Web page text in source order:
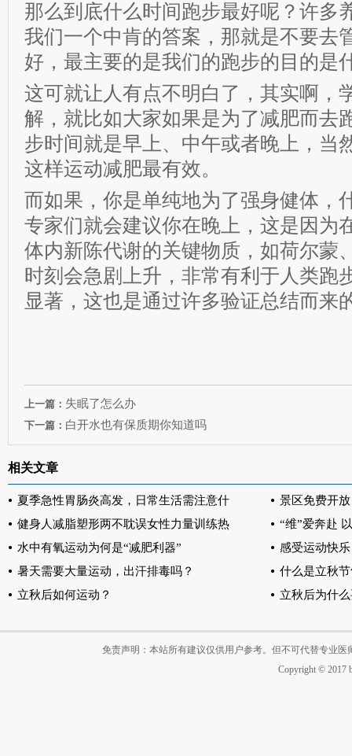
那么到底什么时间跑步最好呢？许多
我们一个中肯的答案，那就是不要去
好，最主要的是我们的跑步的目的是
这可就让人有点不明白了，其实啊，
解，就比如大家如果是为了减肥而去
步时间就是早上、中午或者晚上，当
这样运动减肥最有效。
而如果，你是单纯地为了强身健体，
专家们就会建议你在晚上，这是因为
体内新陈代谢的关键物质，如荷尔蒙
时刻会急剧上升，非常有利于人类跑
显著，这也是通过许多验证总结而来
上一篇： 失眠了怎么办
下一篇： 白开水也有保质期你知道吗
相关文章
夏季急性胃肠炎高发，日常生活需注意什
景区免费开
健身人减脂塑形两不耽误女性力量训练热
“维”爱奔赴
水中有氧运动为何是“减肥利器”
感受运动快
暑天需要大量运动，出汗排毒吗？
什么是立秋
立秋后如何运动？
立秋后为什
免责声明：本站所有建议仅供用户参考。但不可代替专业
Copyright © 2017